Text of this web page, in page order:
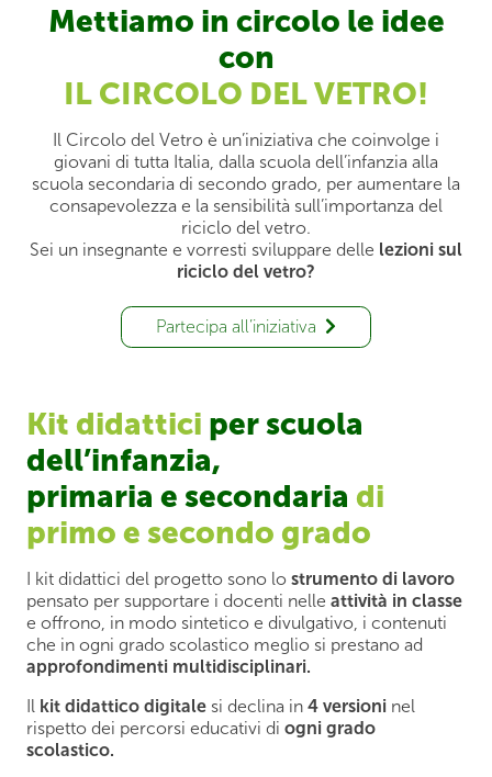
Mettiamo in circolo le idee
con
IL CIRCOLO DEL VETRO!
Il Circolo del Vetro è un’iniziativa che coinvolge i
giovani di tutta Italia, dalla scuola dell’infanzia alla
scuola secondaria di secondo grado, per aumentare la
consapevolezza e la sensibilità sull’importanza del
riciclo del vetro.
Sei un insegnante e vorresti sviluppare delle lezioni sul
riciclo del vetro?
Partecipa all’iniziativa
Kit didattici per scuola
dell’infanzia,
primaria e secondaria di
primo e secondo grado
I kit didattici del progetto sono lo strumento di lavoro
pensato per supportare i docenti nelle attività in classe
e offrono, in modo sintetico e divulgativo, i contenuti
che in ogni grado scolastico meglio si prestano ad
approfondimenti multidisciplinari.
Il kit didattico digitale si declina in 4 versioni nel
rispetto dei percorsi educativi di ogni grado
scolastico.